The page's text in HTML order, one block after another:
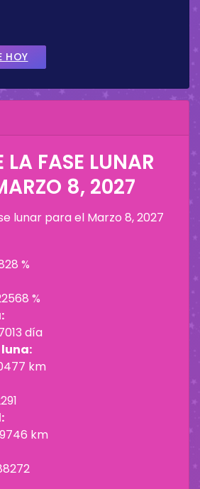
HOY
LA FASE LUNAR
8, 2027
lunar para el Marzo 8, 2027
%
%
día
km
km